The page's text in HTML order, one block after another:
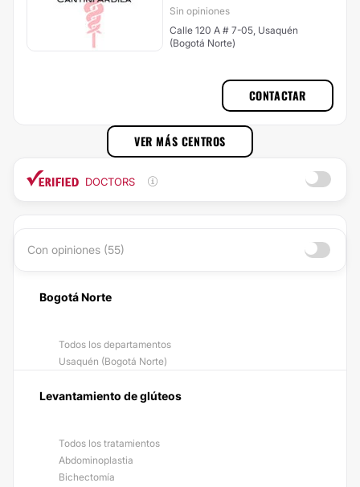
Sin opiniones
Calle 120 A # 7-05, Usaquén
(Bogotá Norte)
CONTACTAR
VER MÁS CENTROS
DOCTORS
Con opiniones (55)
Bogotá Norte
Todos los departamentos
Usaquén (Bogotá Norte)
Levantamiento de glúteos
Todos los tratamientos
Abdominoplastia
Bichectomía